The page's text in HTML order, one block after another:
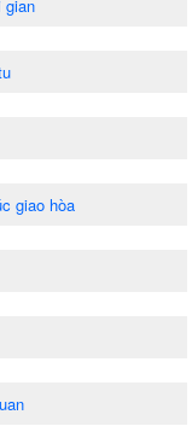
gian
giao hòa